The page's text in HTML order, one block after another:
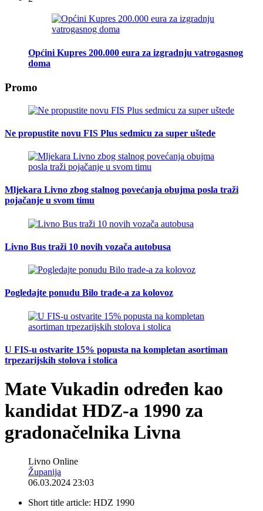
Općini Kupres 200.000 eura za izgradnju vatrogasnog
doma
Promo
Ne propustite novu FIS Plus sedmicu za super uštede
Mljekara Livno zbog stalnog povećanja obujma posla traži
pojačanje u svom timu
Livno Bus traži 10 novih vozača autobusa
Pogledajte ponudu Bilo trade-a za kolovoz
U FIS-u ostvarite 15% popusta na kompletan asortiman
trpezarijskih stolova i stolica
Mate Vukadin određen kao
kandidat HDZ-a 1990 za
gradonačelnika Livna
Livno Online
Županija
06.03.2024 23:03
Short title article: HDZ 1990